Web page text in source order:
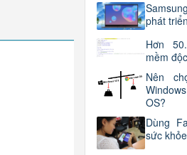
phát
Hơn
mềm
Nên
OS?
Dùng
sức khỏe